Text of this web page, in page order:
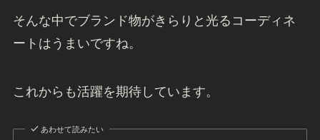
そんな中でブランド物がきらりと光るコーディネ
ートはうまいですね。
これからも活躍を期待しています。
あわせて読みたい